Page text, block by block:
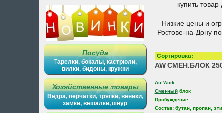
Посуда
Тарелки, бокалы, кастрюли,
вилки, бидоны, кружки
Хозяйственные товары
Ведра, перчатки, тряпки, веники,
замки, вешалки, шнур
купить товар
Низкие цены и
Ростове-на-Дону
AW СМЕН.БЛОК
Air Wick
Сменныйблок
Пробуждение
Состав: бутан, пропан,